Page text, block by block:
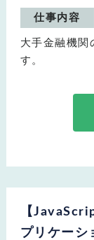
仕事内容
大手金融機関
す。
【
プリケーシ